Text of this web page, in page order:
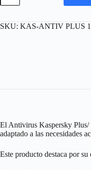
1
1SKU: KAS-ANTIV PLUS
El Antivirus Kaspersky
adaptado a las necesidades
Este producto destaca por